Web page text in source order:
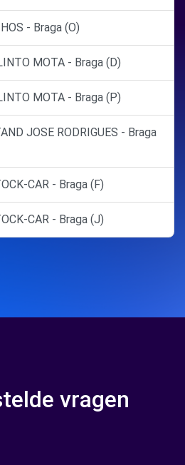
- Braga (O)
MOTA - Braga (D)
MOTA - Braga (P)
JOSE RODRIGUES - Braga
CAR - Braga (F)
CAR - Braga (J)
vragen